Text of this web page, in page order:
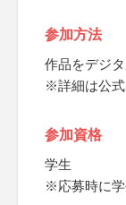
参加方法
作品をデジ
※詳細は公
参加資格
学生
※応募時に学